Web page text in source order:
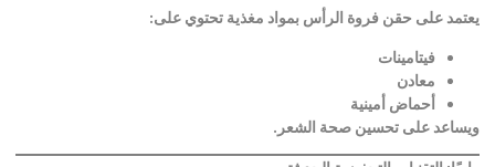
يعتمد على حقن فروة الرأس بمواد مغذية تحتوي على:
فيتامينات
معادن
أحماض أمينية
ويساعد على تحسين صحة الشعر .